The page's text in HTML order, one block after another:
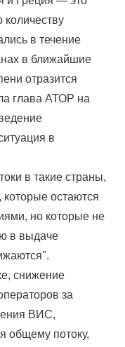
количеству
в течение
в ближайшие
отразится
глава АТОР на
в
в такие страны,
остаются
но которые не
в выдаче
снижение
за
ВИС,
общему потоку,